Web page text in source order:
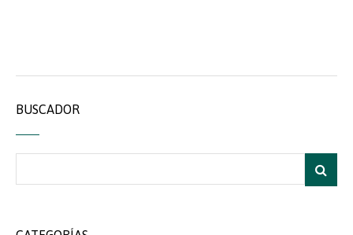
BUSCADOR